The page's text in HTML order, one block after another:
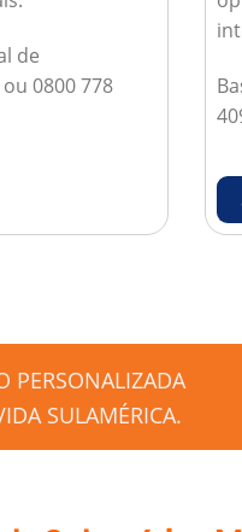
de
0800 778
PERSONALIZADA
SULAMÉRICA.